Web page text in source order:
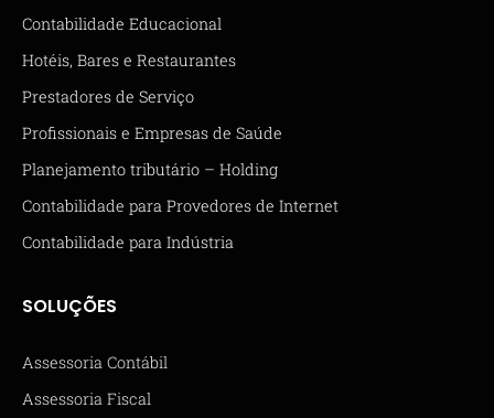
Contabilidade Educacional
Hotéis, Bares e Restaurantes
Prestadores de Serviço
Profissionais e Empresas de Saúde
Planejamento tributário – Holding
Contabilidade para Provedores de Internet
Contabilidade para Indústria
SOLUÇÕES
Assessoria Contábil
Assessoria Fiscal